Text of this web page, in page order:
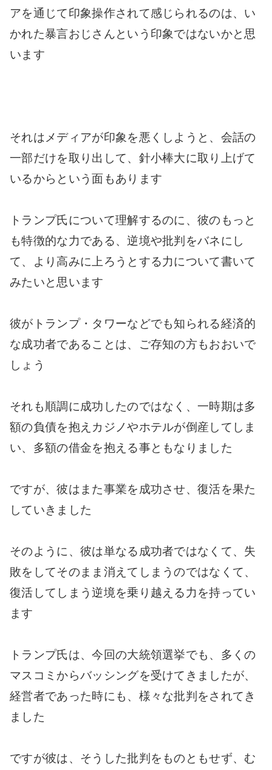
アを通じて印象操作されて感じられるのは、い
かれた暴言おじさんという印象ではないかと思
います
それはメディアが印象を悪くしようと、会話の
一部だけを取り出して、針小棒大に取り上げて
いるからという面もあります
トランプ氏について理解するのに、彼のもっと
も特徴的な力である、逆境や批判をバネにし
て、より高みに上ろうとする力について書いて
みたいと思います
彼がトランプ・タワーなどでも知られる経済的
な成功者であることは、ご存知の方もおおいで
しょう
それも順調に成功したのではなく、一時期は多
額の負債を抱えカジノやホテルが倒産してしま
い、多額の借金を抱える事ともなりました
ですが、彼はまた事業を成功させ、復活を果た
していきました
そのように、彼は単なる成功者ではなくて、失
敗をしてそのまま消えてしまうのではなくて、
復活してしまう逆境を乗り越える力を持ってい
ます
トランプ氏は、今回の大統領選挙でも、多くの
マスコミからバッシングを受けてきましたが、
経営者であった時にも、様々な批判をされてき
ました
ですが彼は、そうした批判をものともせず、む